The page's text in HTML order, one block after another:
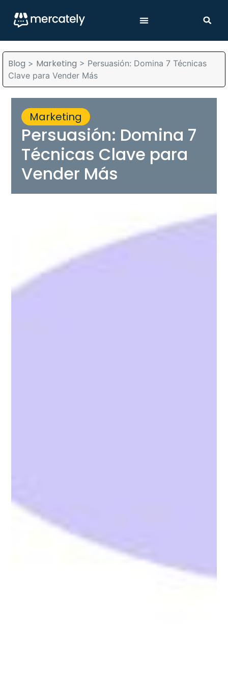
Blog > Marketing > Persuasión: Domina 7 Técnicas
Clave para Vender Más
Marketing
Persuasión: Domina 7
Técnicas Clave para
Vender Más